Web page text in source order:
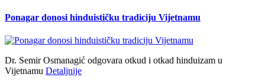
Ponagar donosi hinduističku tradiciju Vijetnamu
Dr. Semir Osmanagić odgovara otkud i otkad hinduizam u
Vijetnamu Detaljnije